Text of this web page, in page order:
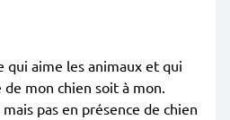
qui aime les animaux et qui
de mon chien soit à mon.
pas en présence de chien